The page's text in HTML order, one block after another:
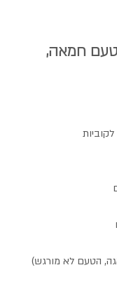
חמאה,